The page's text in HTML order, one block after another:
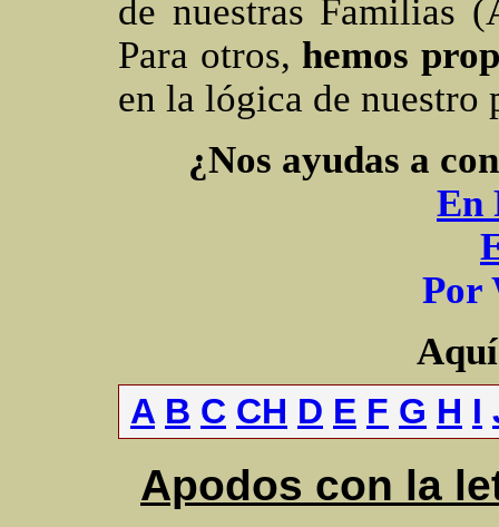
de nuestras Familias
Para otros, hemos
en la lógica de nuestro
¿Nos ayudas a
En
Por
A B C CH D E F G H I
Apodos con la